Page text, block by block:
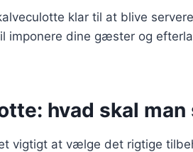
klar til at blive
imponere dine gæster og
hvad skal man
vigtigt at vælge det rigtige